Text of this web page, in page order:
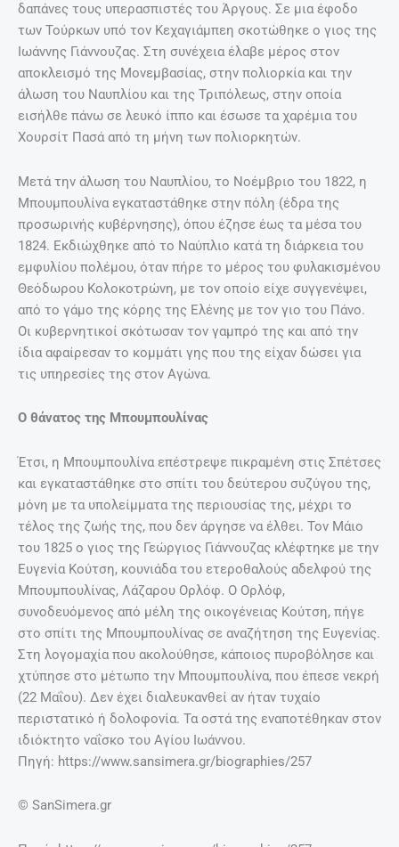
δαπάνες τους υπερασπιστές του Άργους. Σε μια έφοδο
των Τούρκων υπό τον Κεχαγιάμπεη σκοτώθηκε ο γιος της
Ιωάννης Γιάννουζας. Στη συνέχεια έλαβε μέρος στον
αποκλεισμό της Μονεμβασίας, στην πολιορκία και την
άλωση του Ναυπλίου και της Τριπόλεως, στην οποία
εισήλθε πάνω σε λευκό ίππο και έσωσε τα χαρέμια του
Χουρσίτ Πασά από τη μήνη των πολιορκητών.
Μετά την άλωση του Ναυπλίου, το Νοέμβριο του 1822, η
Μπουμπουλίνα εγκαταστάθηκε στην πόλη (έδρα της
προσωρινής κυβέρνησης), όπου έζησε έως τα μέσα του
1824. Εκδιώχθηκε από το Ναύπλιο κατά τη διάρκεια του
εμφυλίου πολέμου, όταν πήρε το μέρος του φυλακισμένου
Θεόδωρου Κολοκοτρώνη, με τον οποίο είχε συγγενέψει,
από το γάμο της κόρης της Ελένης με τον γιο του Πάνο.
Οι κυβερνητικοί σκότωσαν τον γαμπρό της και από την
ίδια αφαίρεσαν το κομμάτι γης που της είχαν δώσει για
τις υπηρεσίες της στον Αγώνα.
O θάνατος της Μπουμπουλίνας
Έτσι, η Μπουμπουλίνα επέστρεψε πικραμένη στις Σπέτσες
και εγκαταστάθηκε στο σπίτι του δεύτερου συζύγου της,
μόνη με τα υπολείμματα της περιουσίας της, μέχρι το
τέλος της ζωής της, που δεν άργησε να έλθει. Τον Μάιο
του 1825 ο γιος της Γεώργιος Γιάννουζας κλέφτηκε με την
Ευγενία Κούτση, κουνιάδα του ετεροθαλούς αδελφού της
Μπουμπουλίνας, Λάζαρου Ορλόφ. Ο Ορλόφ,
συνοδευόμενος από μέλη της οικογένειας Κούτση, πήγε
στο σπίτι της Μπουμπουλίνας σε αναζήτηση της Ευγενίας.
Στη λογομαχία που ακολούθησε, κάποιος πυροβόλησε και
χτύπησε στο μέτωπο την Μπουμπουλίνα, που έπεσε νεκρή
(22 Μαΐου). Δεν έχει διαλευκανθεί αν ήταν τυχαίο
περιστατικό ή δολοφονία. Τα οστά της εναποτέθηκαν στον
ιδιόκτητο ναΐσκο του Αγίου Ιωάννου.
Πηγή: https://www.sansimera.gr/biographies/257
© SanSimera.gr